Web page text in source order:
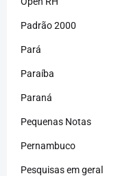
Padrão 2000
Pará
Paraíba
Paraná
Pequenas Notas
Pernambuco
Pesquisas em geral